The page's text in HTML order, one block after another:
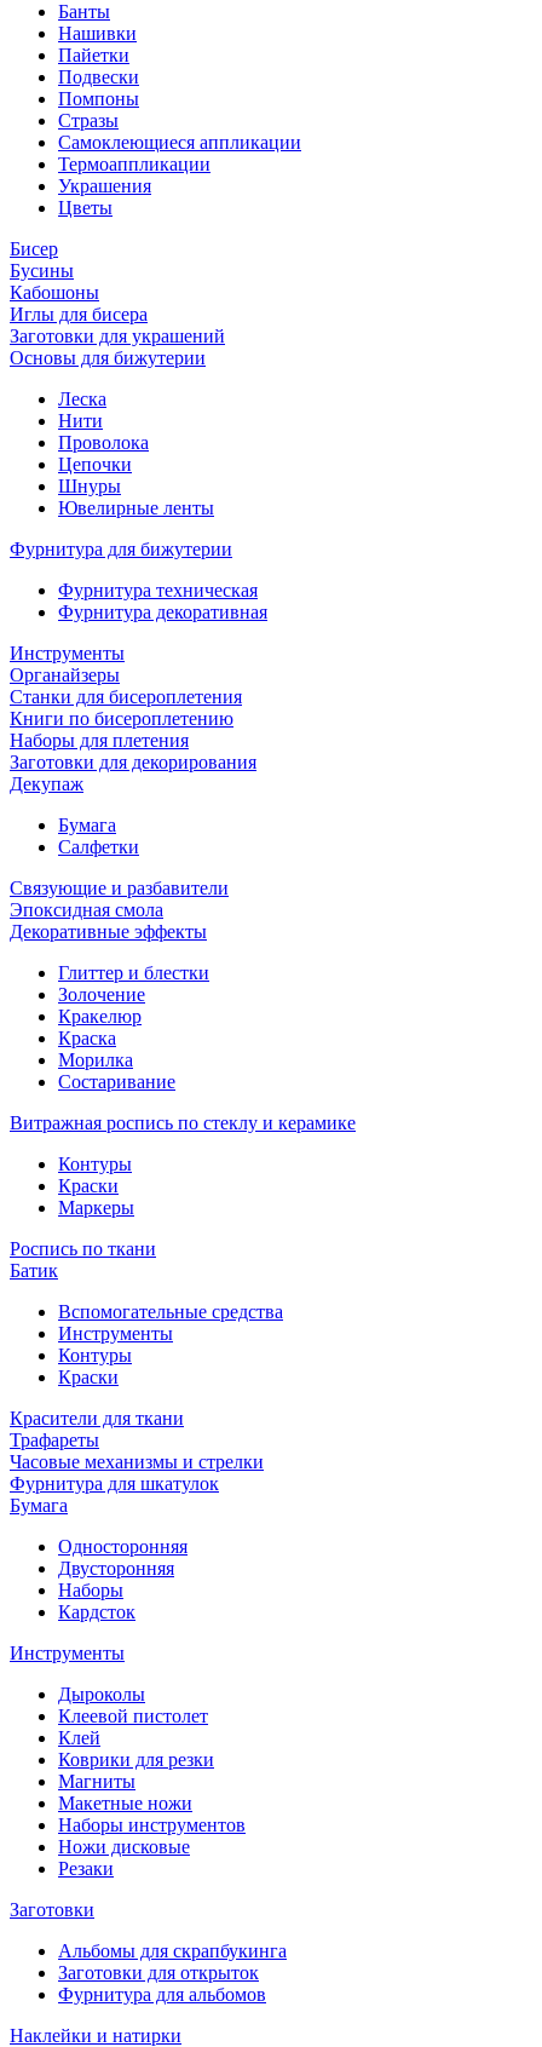
Банты
Нашивки
Пайетки
Подвески
Помпоны
Стразы
Самоклеющиеся аппликации
Термоаппликации
Украшения
Цветы
Бисер
Бусины
Кабошоны
Иглы для бисера
Заготовки для украшений
Основы для бижутерии
Леска
Нити
Проволока
Цепочки
Шнуры
Ювелирные ленты
Фурнитура для бижутерии
Фурнитура техническая
Фурнитура декоративная
Инструменты
Органайзеры
Станки для бисероплетения
Книги по бисероплетению
Наборы для плетения
Заготовки для декорирования
Декупаж
Бумага
Салфетки
Связующие и разбавители
Эпоксидная смола
Декоративные эффекты
Глиттер и блестки
Золочение
Кракелюр
Краска
Морилка
Состаривание
Витражная роспись по стеклу и керамике
Контуры
Краски
Маркеры
Роспись по ткани
Батик
Вспомогательные средства
Инструменты
Контуры
Краски
Красители для ткани
Трафареты
Часовые механизмы и стрелки
Фурнитура для шкатулок
Бумага
Односторонняя
Двусторонняя
Наборы
Кардсток
Инструменты
Дыроколы
Клеевой пистолет
Клей
Коврики для резки
Магниты
Макетные ножи
Наборы инструментов
Ножи дисковые
Резаки
Заготовки
Альбомы для скрапбукинга
Заготовки для открыток
Фурнитура для альбомов
Наклейки и натирки